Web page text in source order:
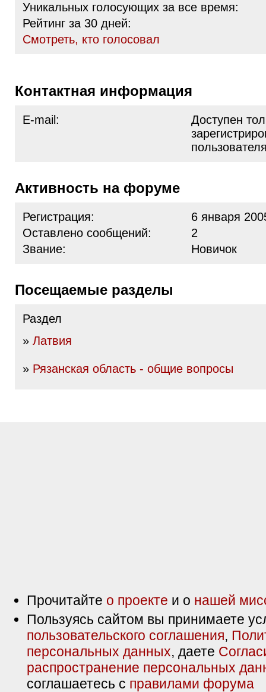
Уникальных голосующих за все время:
Рейтинг за 30 дней:
Cмотреть, кто голосовал
Контактная информация
E-mail:
Доступен
Активность на форуме
Регистрация:
6 января
Оставлено сообщений:
2
Звание:
Новичок
Посещаемые разделы
Раздел
» Латвия
» Рязанская область - общие вопросы
Прочитайте о проекте и о нашей
Пользуясь сайтом вы принимаете
пользовательского соглашения,
персональных данных, даете
распространение персональных
соглашаетесь с правилами форума